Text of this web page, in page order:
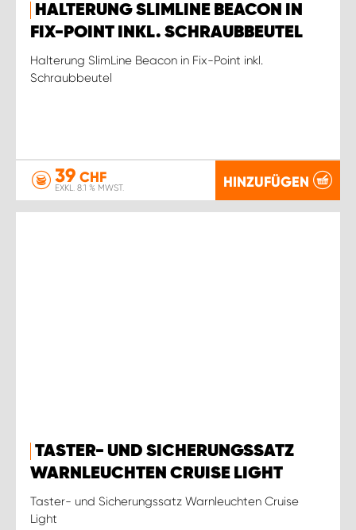
HALTERUNG SLIMLINE BEACON IN
FIX-POINT INKL. SCHRAUBBEUTEL
Halterung SlimLine Beacon in Fix-Point inkl.
Schraubbeutel
39 CHF
EXKL. 8.1 % MWST. HINZUFÜGEN
TASTER- UND SICHERUNGSSATZ
WARNLEUCHTEN CRUISE LIGHT
Taster- und Sicherungssatz Warnleuchten Cruise
Light